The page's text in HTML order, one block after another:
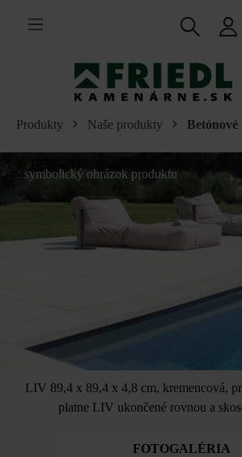
hlavný obsah
Produkty Naše produkty Betónové
LIV 89,4 x 89,4 x 4,8 cm, kremencová,
platne LIV ukončené rovnou a
symbolický obrázok produktu
FOTOGALÉRIA